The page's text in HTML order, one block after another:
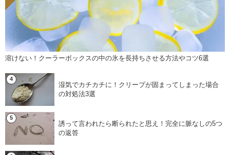
溶けない！クーラーボックスの中の氷を長持ちさせる方法やコツ6選
湿気でカチカチに！クリープが固まってしまった場合
の対処法3選
誘って言われたら断られたと思え！完全に脈なしの5つ
の返答